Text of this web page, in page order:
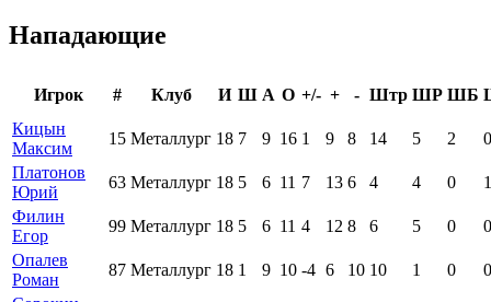
Нападающие
Игрок # Клуб И Ш А О +/- + - Штр ШР ШБ
Кицын
Максим
15 Металлург 18 7 9 16 1 9 8 14 5 2
0
Платонов
Юрий
63 Металлург 18 5 6 11 7 13 6 4 4 0
1
Филин
Егор
99 Металлург 18 5 6 11 4 12 8 6 5 0
0
Опалев
Роман
87 Металлург 18 1 9 10 -4 6 10 10 1 0
0